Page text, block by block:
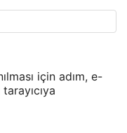
için adım, e-